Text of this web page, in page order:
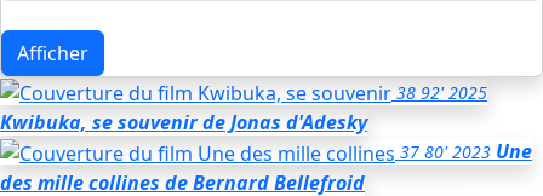
Afficher
38 92' 2025
Kwibuka, se souvenirde Jonas d'Adesky
37 80' 2023 Une
des mille collines de Bernard Bellefroid